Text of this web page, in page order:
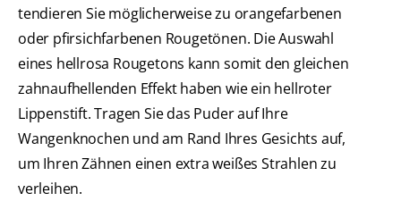
tendieren Sie möglicherweise zu orangefarbenen
oder pfirsichfarbenen Rougetönen. Die Auswahl
eines hellrosa Rougetons kann somit den gleichen
zahnaufhellenden Effekt haben wie ein hellroter
Lippenstift. Tragen Sie das Puder auf Ihre
Wangenknochen und am Rand Ihres Gesichts auf,
um Ihren Zähnen einen extra weißes Strahlen zu
verleihen.